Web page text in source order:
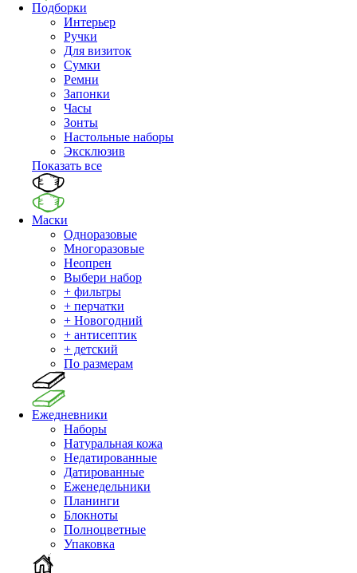
Подборки
Интерьер
Ручки
Для визиток
Сумки
Ремни
Запонки
Часы
Зонты
Настольные наборы
Эксклюзив
Показать все
Маски
Одноразовые
Многоразовые
Неопрен
Выбери набор
+ фильтры
+ перчатки
+ Новогодний
+ антисептик
+ детский
По размерам
Ежедневники
Наборы
Натуральная кожа
Недатированные
Датированные
Еженедельники
Планинги
Блокноты
Полноцветные
Упаковка